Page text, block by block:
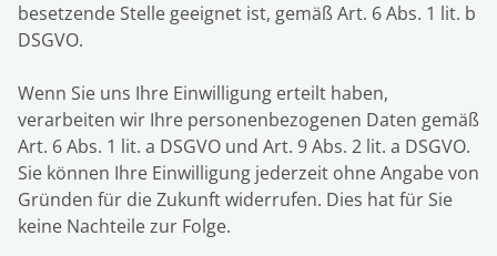
besetzende Stelle geeignet ist, gemäß Art. 6 Abs. 1 lit. b
DSGVO.
Wenn Sie uns Ihre Einwilligung erteilt haben,
verarbeiten wir Ihre personenbezogenen Daten gemäß
Art. 6 Abs. 1 lit. a DSGVO und Art. 9 Abs. 2 lit. a DSGVO.
Sie können Ihre Einwilligung jederzeit ohne Angabe von
Gründen für die Zukunft widerrufen. Dies hat für Sie
keine Nachteile zur Folge.